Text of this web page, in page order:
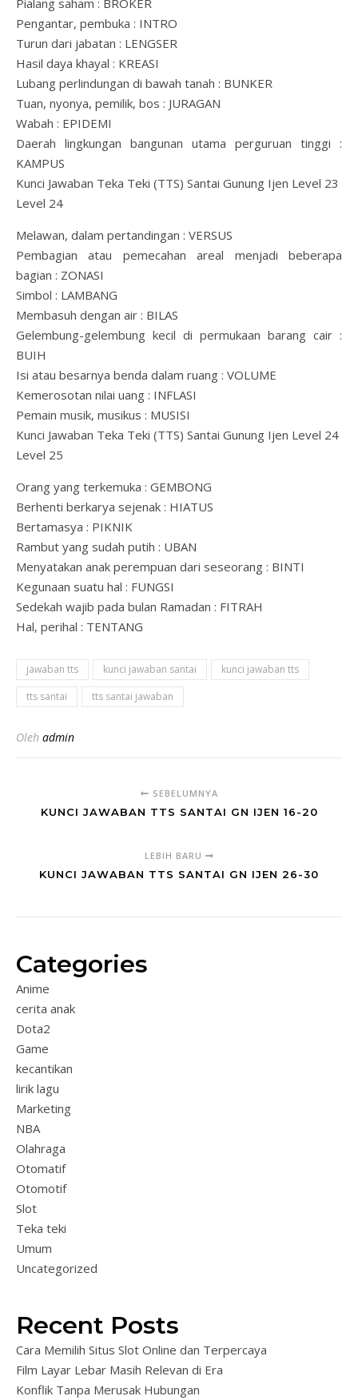
Pialang saham : BROKER
Pengantar, pembuka : INTRO
Turun dari jabatan : LENGSER
Hasil daya khayal : KREASI
Lubang perlindungan di bawah tanah : BUNKER
Tuan, nyonya, pemilik, bos : JURAGAN
Wabah : EPIDEMI
Daerah lingkungan bangunan utama perguruan tinggi :
KAMPUS
Kunci Jawaban Teka Teki (TTS) Santai Gunung Ijen Level 23
Level 24
Melawan, dalam pertandingan : VERSUS
Pembagian atau pemecahan areal menjadi beberapa
bagian : ZONASI
Simbol : LAMBANG
Membasuh dengan air : BILAS
Gelembung-gelembung kecil di permukaan barang cair :
BUIH
Isi atau besarnya benda dalam ruang : VOLUME
Kemerosotan nilai uang : INFLASI
Pemain musik, musikus : MUSISI
Kunci Jawaban Teka Teki (TTS) Santai Gunung Ijen Level 24
Level 25
Orang yang terkemuka : GEMBONG
Berhenti berkarya sejenak : HIATUS
Bertamasya : PIKNIK
Rambut yang sudah putih : UBAN
Menyatakan anak perempuan dari seseorang : BINTI
Kegunaan suatu hal : FUNGSI
Sedekah wajib pada bulan Ramadan : FITRAH
Hal, perihal : TENTANG
jawaban tts kunci jawaban santai
kunci jawaban tts
tts santai
tts santai jawaban
Oleh admin
SEBELUMNYA
KUNCI JAWABAN TTS SANTAI GN IJEN 16-20
LEBIH BARU
KUNCI JAWABAN TTS SANTAI GN IJEN 26-30
Categories
Anime
cerita anak
Dota2
Game
kecantikan
lirik lagu
Marketing
NBA
Olahraga
Otomatif
Otomotif
Slot
Teka teki
Umum
Uncategorized
Recent Posts
Cara Memilih Situs Slot Online dan Terpercaya
Film Layar Lebar Masih Relevan di Era
Konflik Tanpa Merusak Hubungan